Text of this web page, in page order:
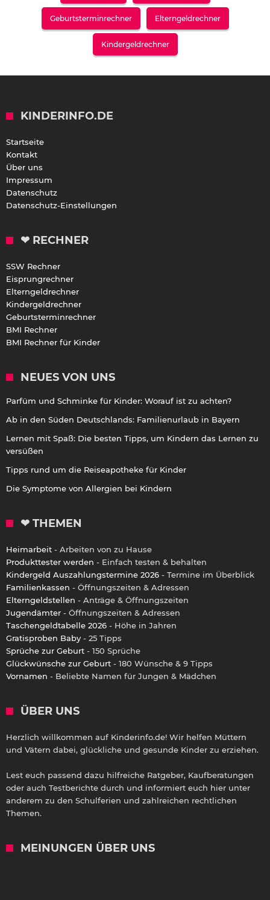
Geburtsterminrechner Elterngeldrechner
Kindergeldrechner
KINDERINFO.DE
Startseite
Kontakt
Über uns
Impressum
Datenschutz
Datenschutz-Einstellungen
❤ RECHNER
SSW Rechner
Eisprungrechner
Elterngeldrechner
Kindergeldrechner
Geburtsterminrechner
BMI Rechner
BMI Rechner für Kinder
NEUES VON UNS
Parfüm und Schminke für Kinder: Worauf ist zu achten?
Ab in den Süden Deutschlands: Familienurlaub in Bayern
Lernen mit Spaß: Die besten Tipps, um Kindern das Lernen zu
versüßen
Tipps rund um die Reiseapotheke für Kinder
Die Symptome von Allergien bei Kindern
❤ THEMEN
Heimarbeit - Arbeiten von zu Hause
Produkttester werden - Einfach testen & behalten
Kindergeld Auszahlungstermine 2026 - Termine im Überblick
Familienkassen - Öffnungszeiten & Adressen
Elterngeldstellen - Anträge & Öffnungszeiten
Jugendämter - Öffnungszeiten & Adressen
Taschengeldtabelle 2026 - Höhe in Jahren
Gratisproben Baby - 25 Tipps
Sprüche zur Geburt - 150 Sprüche
Glückwünsche zur Geburt - 180 Wünsche & 9 Tipps
Vornamen - Beliebte Namen für Jungen & Mädchen
ÜBER UNS
Herzlich willkommen auf Kinderinfo.de! Wir helfen Müttern
und Vätern dabei, glückliche und gesunde Kinder zu erziehen.
Lest euch passend dazu hilfreiche Ratgeber, Kaufberatungen
oder auch Testberichte durch und informiert euch hier unter
anderem zu den Schulferien und zahlreichen rechtlichen
Themen.
MEINUNGEN ÜBER UNS